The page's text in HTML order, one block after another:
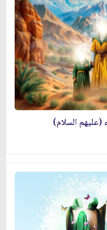
(عليهم السلام)